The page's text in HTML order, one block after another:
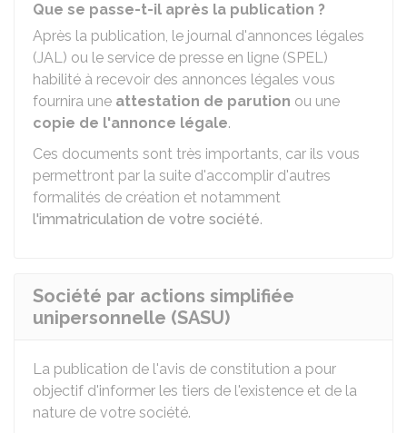
Que se passe-t-il après la publication ?
Après la publication, le journal d'annonces légales
(JAL) ou le service de presse en ligne (SPEL)
habilité à recevoir des annonces légales vous
fournira une attestation de parution ou une
copie de l'annonce légale.
Ces documents sont très importants, car ils vous
permettront par la suite d'accomplir d'autres
formalités de création et notamment
l'immatriculation de votre société.
Société par actions simplifiée
unipersonnelle (SASU)
La publication de l'avis de constitution a pour
objectif d'informer les tiers de l'existence et de la
nature de votre société.